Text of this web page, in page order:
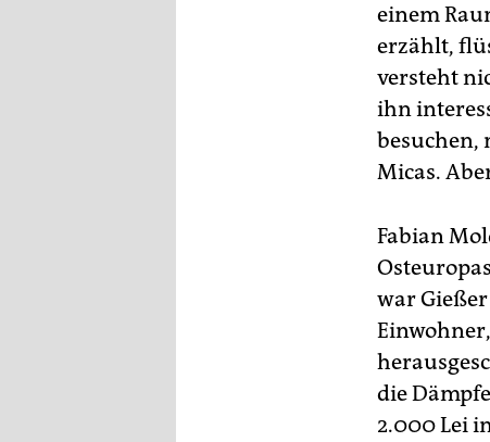
einem
erzählt,
versteht
ihn
besuchen,
Micas.
Fabian
war
die
2.000 Lei